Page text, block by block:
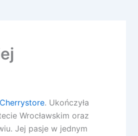
Cherrystore. Ukończyła
Wrocławskim oraz
Jej pasje w jednym